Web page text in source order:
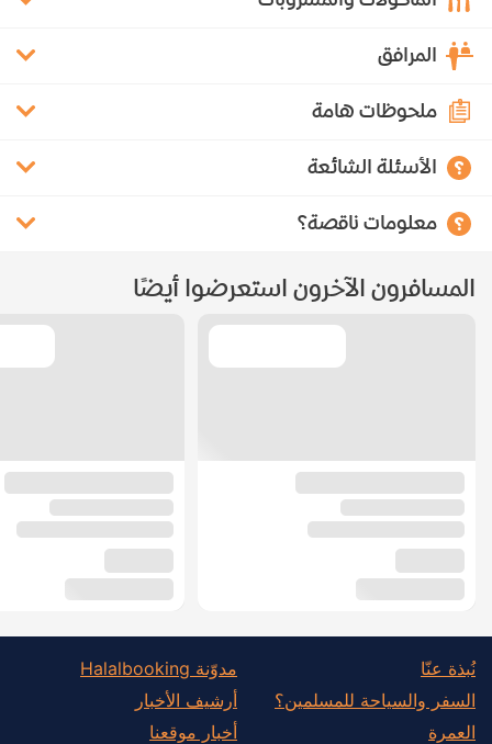
المرافق
ملحوظات هامة
الأسئلة الشائعة
معلومات ناقصة؟
المسافرون الآخرون استعرضوا أيضًا
نُبذة عنّا
السفر والسياحة للمسلمين؟
العمرة
مدوّنة Halalbooking
أرشيف الأخبار
أخبار موقعنا